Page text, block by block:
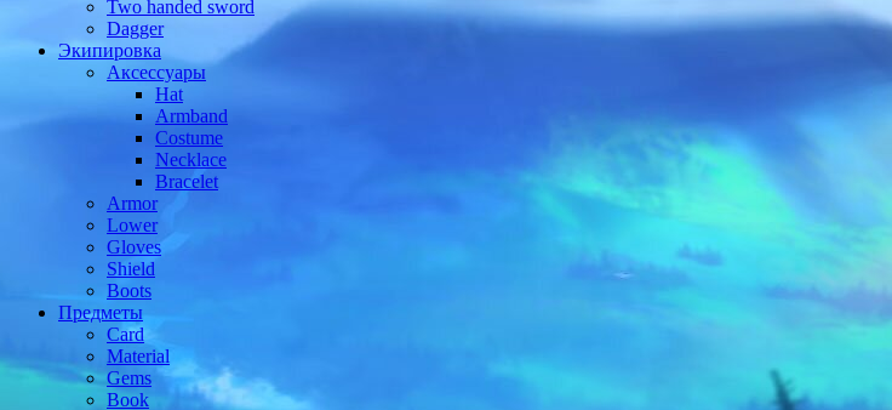
Two handed sword
Dagger
Экипировка
Аксессуары
Hat
Armband
Costume
Necklace
Bracelet
Armor
Lower
Gloves
Shield
Boots
Предметы
Card
Material
Gems
Book